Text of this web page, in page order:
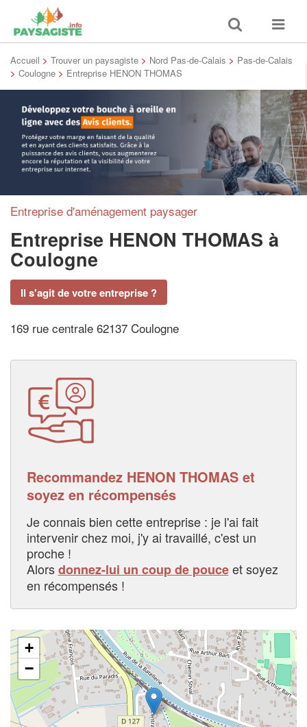
Toggle
search
Toggle
Accueil > Trouver un paysagiste > Nord Pas-de-Calais > Pas-de-Calais
> Coulogne > Entreprise HENON THOMAS
Entreprise d'aménagement paysager
Entreprise HENON THOMAS à
Coulogne
Il s'agit de votre entreprise ?
169 rue centrale 62137 Coulogne
Recommandez HENON THOMAS et
soyez en récompensés
Je connais bien cette entreprise : je l'ai fait
intervenir chez moi, j'y ai travaillé, c'est un
proche !
Alorsdonnez-lui un coup de pouceet soyez
en récompensés !
+
−